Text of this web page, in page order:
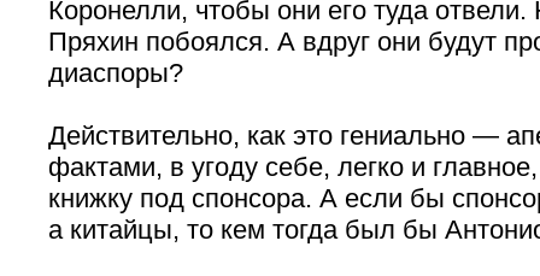
Коронелли, чтобы они его туда
Пряхин побоялся. А вдруг они будут
диаспоры?
Действительно, как это гениально —
фактами, в угоду себе, легко и
книжку под спонсора. А если бы
а китайцы, то кем тогда был бы